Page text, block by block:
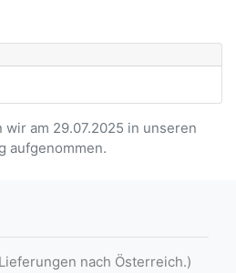
am 29.07.2025 in unseren
aufgenommen.
nach Österreich.)